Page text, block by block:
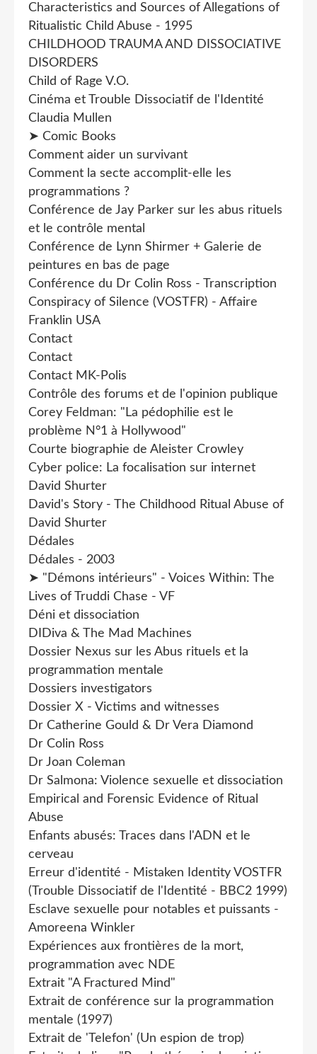
Characteristics and Sources of Allegations of
Ritualistic Child Abuse - 1995
CHILDHOOD TRAUMA AND DISSOCIATIVE
DISORDERS
Child of Rage V.O.
Cinéma et Trouble Dissociatif de l'Identité
Claudia Mullen
➤ Comic Books
Comment aider un survivant
Comment la secte accomplit-elle les
programmations ?
Conférence de Jay Parker sur les abus rituels
et le contrôle mental
Conférence de Lynn Shirmer + Galerie de
peintures en bas de page
Conférence du Dr Colin Ross - Transcription
Conspiracy of Silence (VOSTFR) - Affaire
Franklin USA
Contact
Contact
Contact MK-Polis
Contrôle des forums et de l'opinion publique
Corey Feldman: "La pédophilie est le
problème N°1 à Hollywood"
Courte biographie de Aleister Crowley
Cyber police: La focalisation sur internet
David Shurter
David's Story - The Childhood Ritual Abuse of
David Shurter
Dédales
Dédales - 2003
➤ "Démons intérieurs" - Voices Within: The
Lives of Truddi Chase - VF
Déni et dissociation
DIDiva & The Mad Machines
Dossier Nexus sur les Abus rituels et la
programmation mentale
Dossiers investigators
Dossier X - Victims and witnesses
Dr Catherine Gould & Dr Vera Diamond
Dr Colin Ross
Dr Joan Coleman
Dr Salmona: Violence sexuelle et dissociation
Empirical and Forensic Evidence of Ritual
Abuse
Enfants abusés: Traces dans l'ADN et le
cerveau
Erreur d'identité - Mistaken Identity VOSTFR
(Trouble Dissociatif de l'Identité - BBC2 1999)
Esclave sexuelle pour notables et puissants -
Amoreena Winkler
Expériences aux frontières de la mort,
programmation avec NDE
Extrait "A Fractured Mind"
Extrait de conférence sur la programmation
mentale (1997)
Extrait de 'Telefon' (Un espion de trop)